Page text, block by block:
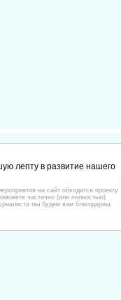
лепту в развитие нашего
на сайт обходится проекту
частично (или полностью)
мы будем вам благодарны.